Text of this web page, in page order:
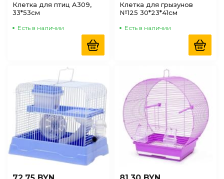
Клетка для птиц A309,
33*53см
Есть в наличии
Клетка для грызунов
№125 30*23*41см
Есть в наличии